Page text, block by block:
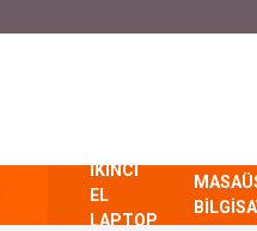
İKİNCİ
EL
LAPTOP